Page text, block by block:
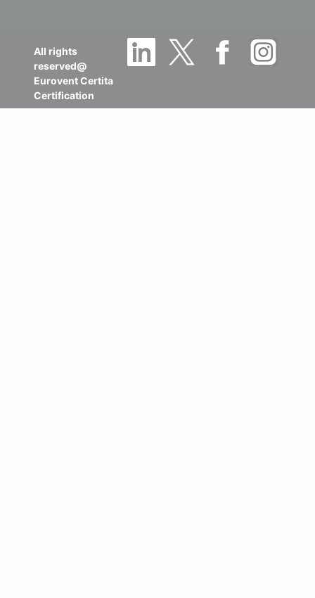
All rights
reserved@
Eurovent Certita
Certification